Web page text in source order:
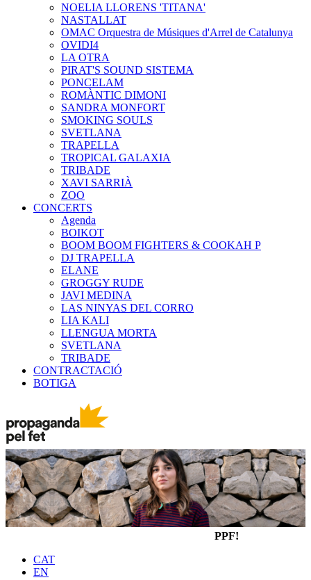
NOELIA LLORENS 'TITANA'
NASTALLAT
OMAC Orquestra de Músiques d'Arrel de Catalunya
OVIDI4
LA OTRA
PIRAT'S SOUND SISTEMA
PONCELAM
ROMÀNTIC DIMONI
SANDRA MONFORT
SMOKING SOULS
SVETLANA
TRAPELLA
TROPICAL GALAXIA
TRIBADE
XAVI SARRIÀ
ZOO
CONCERTS
Agenda
BOIKOT
BOOM BOOM FIGHTERS & COOKAH P
DJ TRAPELLA
ELANE
GROGGY RUDE
JAVI MEDINA
LAS NINYAS DEL CORRO
LIA KALI
LLENGUA MORTA
SVETLANA
TRIBADE
CONTRACTACIÓ
BOTIGA
PPF!
CAT
EN